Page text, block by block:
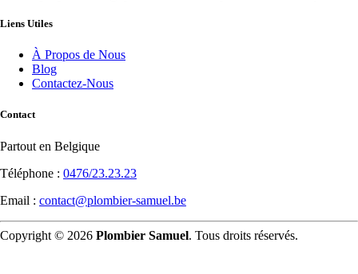
Liens Utiles
À Propos de Nous
Blog
Contactez-Nous
Contact
Partout en Belgique
Téléphone : 0476/23.23.23
Email : contact@plombier-samuel.be
Copyright © 2026 Plombier Samuel. Tous droits réservés.